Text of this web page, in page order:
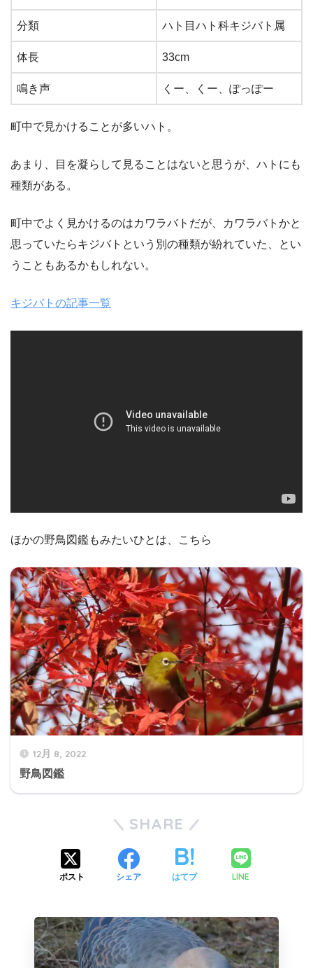
分類 ハト目ハト科キジバト属
体長 33cm
鳴き声 くー、くー、ぽっぽー
町中で見かけることが多いハト。
あまり、目を凝らして見ることはないと思うが、ハトにも
種類がある。
町中でよく見かけるのはカワラバトだが、カワラバトかと
思っていたらキジバトという別の種類が紛れていた、とい
うこともあるかもしれない。
キジバトの記事一覧
ほかの野鳥図鑑もみたいひとは、こちら
12月 8, 2022
野鳥図鑑
SHARE
ポスト シェア はてブ LINE